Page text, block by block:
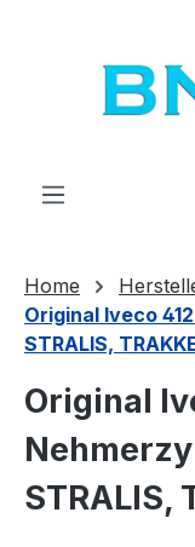
Home
Original Iveco
STRALIS,
Original
STRALIS,